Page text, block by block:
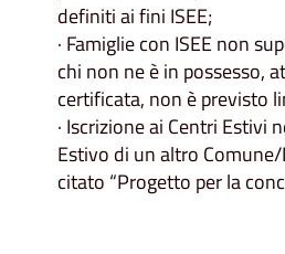
definiti ai fini ISEE;
· Famiglie con ISEE non
chi non ne è in possesso,
certificata, non è previsto
· Iscrizione ai Centri
Estivo di un altro
citato “Progetto per la